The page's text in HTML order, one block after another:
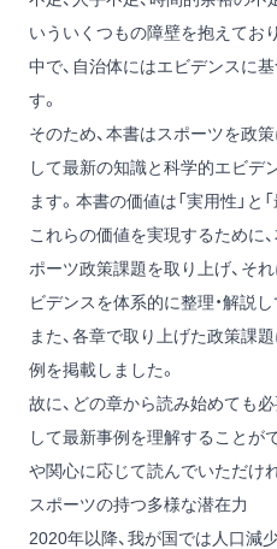
いういくつもの障壁を抱えてお
中で、自治体にはエビデンスに
す。
そのため、本書はスポーツを政
して最新の知識と科学的エビデ
ます。本書の価値は「実用性」と
これらの価値を実現するために
ポーツ政策課題を取り上げ、そ
ビデンスを体系的に整理・解説し
また、各章で取り上げた政策課
例を掲載しました。
故に、どの章から読み始めても必
して最新事例を理解することが
や関心に応じて読んでいただけ
スポーツの持つ多様な潜在力
2020年以降、我が国では人口減